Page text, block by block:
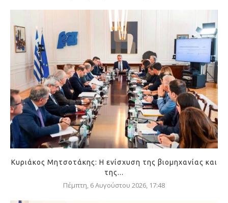
Κυριάκος Μητσοτάκης: Η ενίσχυση της βιομηχανίας και
της...
Πέμπτη, 6 Αυγούστου 2026, 17:48